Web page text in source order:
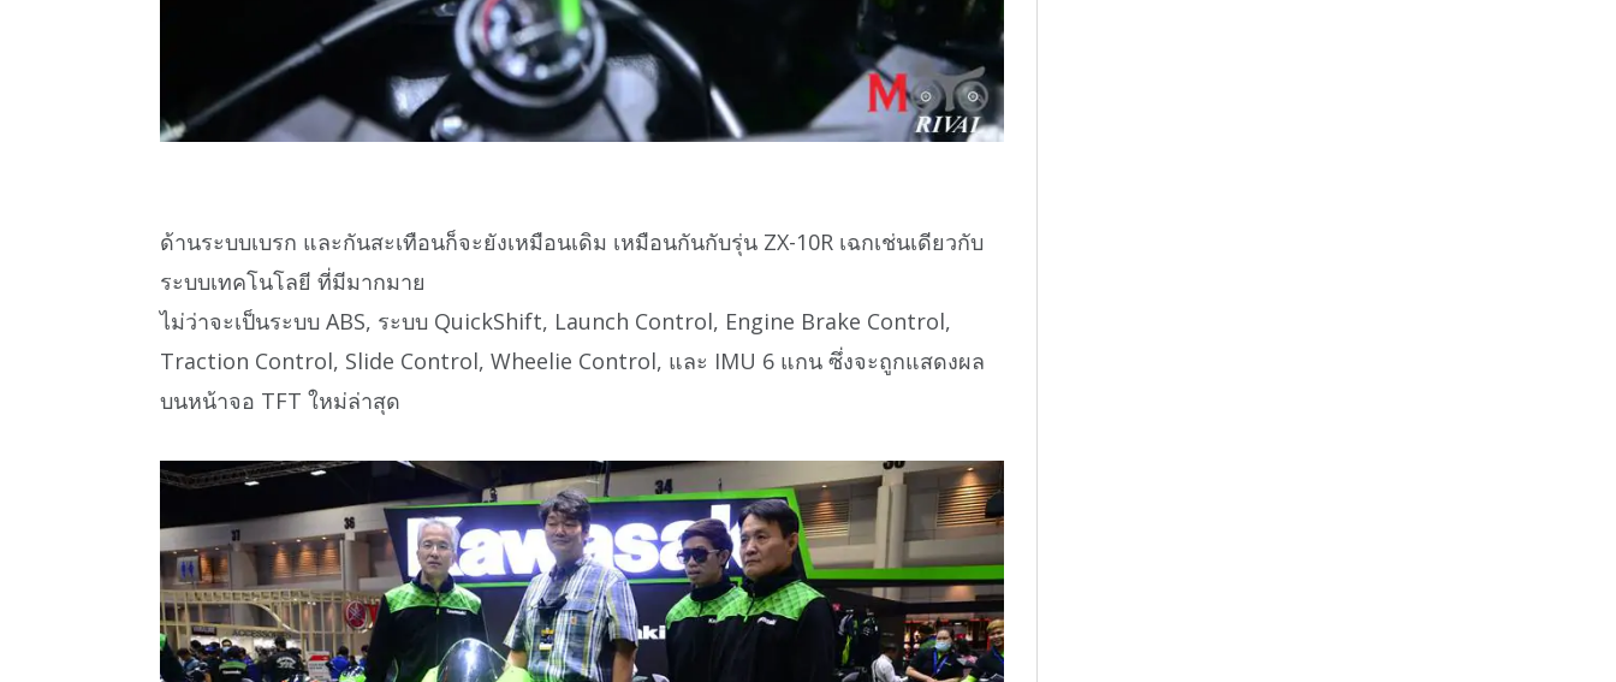
ด้านระบบเบรก และกันสะเทือนก็จะยังเหมือนเดิม เหมือนกันกับรุ่น ZX-10R เฉกเช่นเดียวกับ
ระบบเทคโนโลยี ที่มีมากมาย
ไม่ว่าจะเป็นระบบ ABS, ระบบ QuickShift, Launch Control, Engine Brake Control,
Traction Control, Slide Control, Wheelie Control, และ IMU 6 แกน ซึ่งจะถูกแสดงผล
บนหน้าจอ TFT ใหม่ล่าสุด